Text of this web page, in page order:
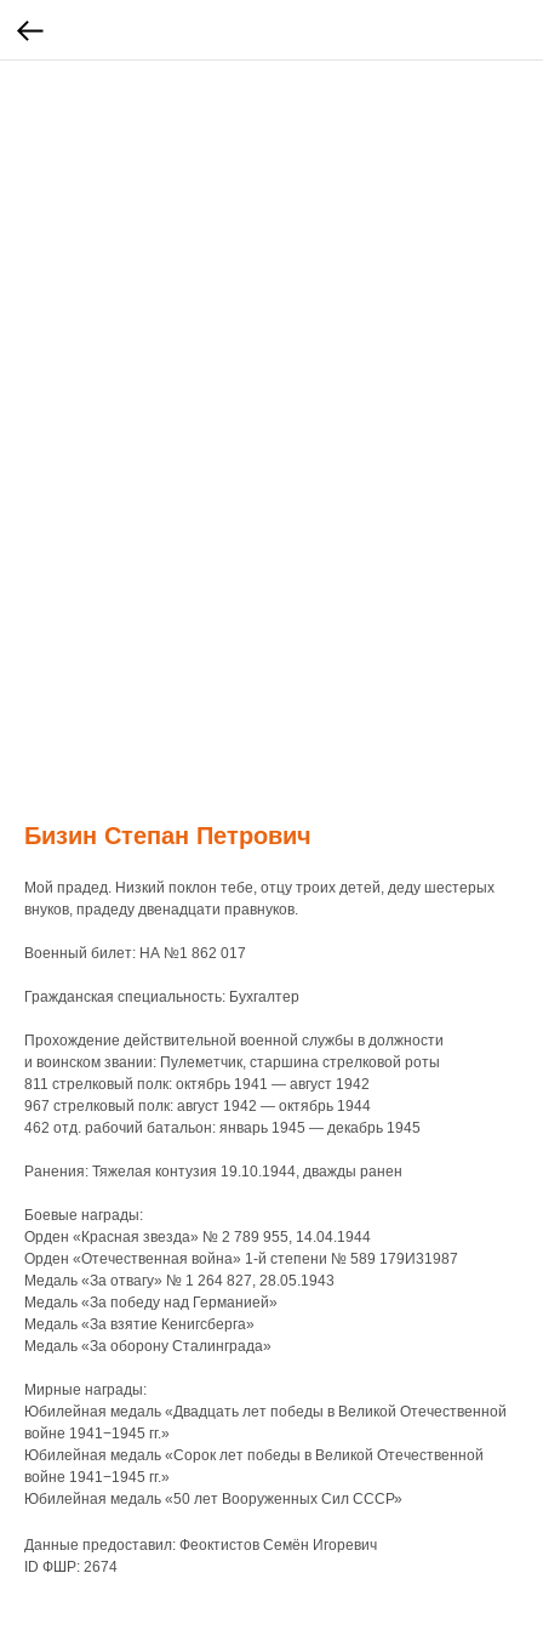
Бизин Степан Петрович
Мой прадед. Низкий поклон тебе, отцу троих детей, деду шестерых
внуков, прадеду двенадцати правнуков.
Военный билет: НА №1 862 017
Гражданская специальность: Бухгалтер
Прохождение действительной военной службы в должности
и воинском звании: Пулеметчик, старшина стрелковой роты
811 стрелковый полк: октябрь 1941 — август 1942
967 стрелковый полк: август 1942 — октябрь 1944
462 отд. рабочий батальон: январь 1945 — декабрь 1945
Ранения: Тяжелая контузия 19.10.1944, дважды ранен
Боевые награды:
Орден «Красная звезда» № 2 789 955, 14.04.1944
Орден «Отечественная война» 1-й степени № 589 179И31987
Медаль «За отвагу» № 1 264 827, 28.05.1943
Медаль «За победу над Германией»
Медаль «За взятие Кенигсберга»
Медаль «За оборону Сталинграда»
Мирные награды:
Юбилейная медаль «Двадцать лет победы в Великой Отечественной
войне 1941−1945 гг.»
Юбилейная медаль «Сорок лет победы в Великой Отечественной
войне 1941−1945 гг.»
Юбилейная медаль «50 лет Вооруженных Сил СССР»
Данные предоставил: Феоктистов Семён Игоревич
ID ФШР: 2674